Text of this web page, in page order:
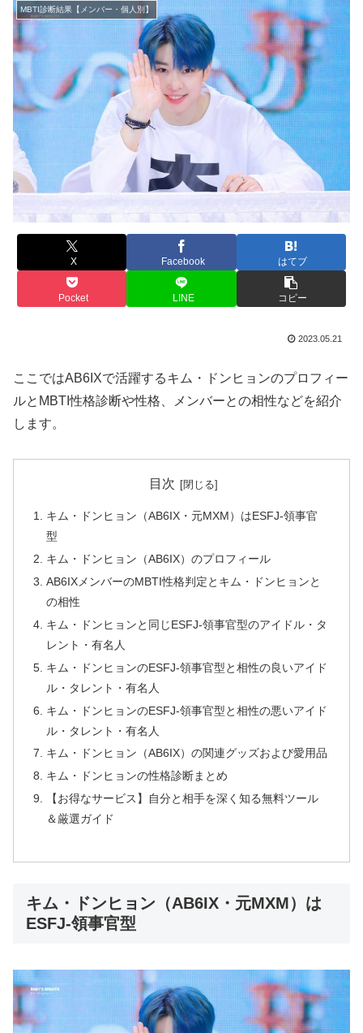
MBTI診断結果【メンバー・個人別】
X Facebook はてブ
Pocket LINE コピー
2023.05.21
ここではAB6IXで活躍するキム・ドンヒョンのプロフィー
ルとMBTI性格診断や性格、メンバーとの相性などを紹介
します。
目次
キム・ドンヒョン（AB6IX・元MXM）はESFJ-領事官
型
キム・ドンヒョン（AB6IX）のプロフィール
AB6IXメンバーのMBTI性格判定とキム・ドンヒョンと
の相性
キム・ドンヒョンと同じESFJ-領事官型のアイドル・タ
レント・有名人
キム・ドンヒョンのESFJ-領事官型と相性の良いアイド
ル・タレント・有名人
キム・ドンヒョンのESFJ-領事官型と相性の悪いアイド
ル・タレント・有名人
キム・ドンヒョン（AB6IX）の関連グッズおよび愛用品
キム・ドンヒョンの性格診断まとめ
【お得なサービス】自分と相手を深く知る無料ツール
＆厳選ガイド
キム・ドンヒョン（AB6IX・元MXM）は
ESFJ-領事官型